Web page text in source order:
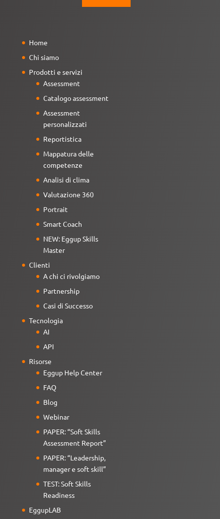
Home
Chi siamo
Prodotti e servizi
Assessment
Catalogo assessment
Assessment
personalizzati
Reportistica
Mappatura delle
competenze
Analisi di clima
Valutazione 360
Portrait
Smart Coach
NEW: Eggup Skills
Master
Clienti
A chi ci rivolgiamo
Partnership
Casi di Successo
Tecnologia
AI
API
Risorse
Eggup Help Center
FAQ
Blog
Webinar
PAPER: “Soft Skills
Assessment Report”
PAPER: “Leadership,
manager e soft skill”
TEST: Soft Skills
Readiness
EggupLAB